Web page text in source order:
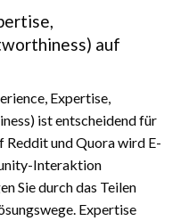
auf
Expertise,
ist entscheidend für
Reddit und Quora wird E-
Interaktion
Sie durch das Teilen
Expertise